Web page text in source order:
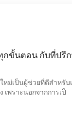
กขั้นตอน กับที่ปรึ
หม่เป็นผู้ช่วยที่ดีสำหรั
เพราะนอกจากการเป็